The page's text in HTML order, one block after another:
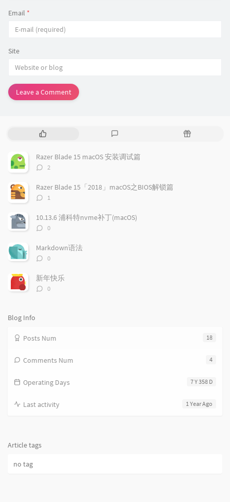
Email *
Site
Leave a Comment
P
r
r
t
c
l
s
t
e
m
R
Razer Blade 15 macOS 安装调试篇
评
数：
2
Razer Blade 15「2018」macOS之BIOS解锁篇
评
数：
1
10.13.6 浦科特nvme补丁(macOS)
评
数：
0
Markdown语法
评
数：
0
新年快乐
评
0
Blog Info
18
Posts Num
4
Comments Num
7 Y 358 D
Operating Days
1 Year Ago
Last activity
Article tags
no tag